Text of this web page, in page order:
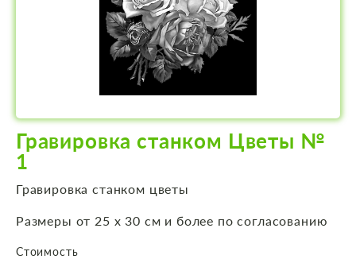
Гравировка станком Цветы №
1
Гравировка станком цветы
Размеры от 25 х 30 см и более по согласованию
Стоимость